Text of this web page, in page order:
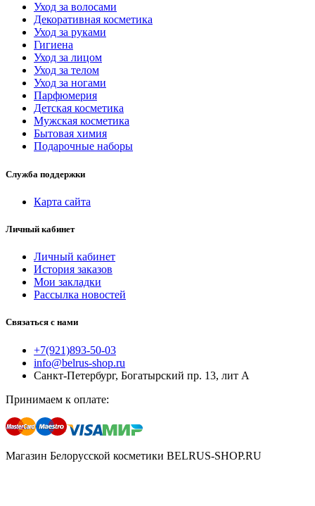
Уход за волосами
Декоративная косметика
Уход за руками
Гигиена
Уход за лицом
Уход за телом
Уход за ногами
Парфюмерия
Детская косметика
Мужская косметика
Бытовая химия
Подарочные наборы
Служба поддержки
Карта сайта
Личный кабинет
Личный кабинет
История заказов
Мои закладки
Рассылка новостей
Связаться с нами
+7(921)893-50-03
info@belrus-shop.ru
Санкт-Петербург, Богатырский пр. 13, лит А
Принимаем к оплате:
Магазин Белорусской косметики BELRUS-SHOP.RU